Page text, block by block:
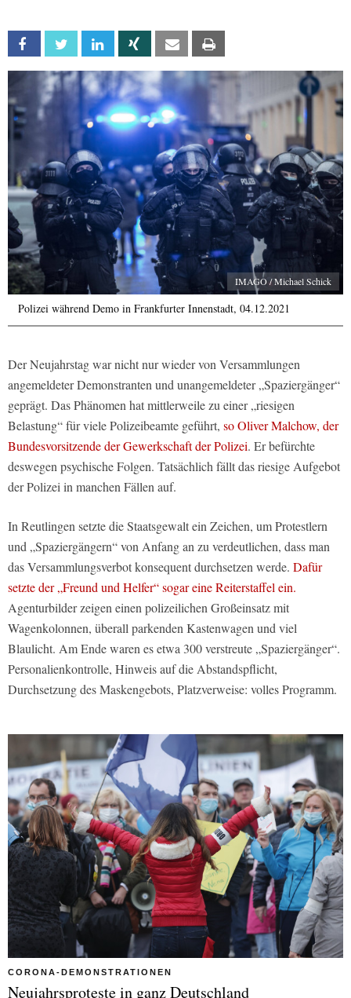
Facebook Twitter Linkedin Xing Email
IMAGO / Michael Schick
Polizei während Demo in Frankfurter Innenstadt, 04.12.2021
Der Neujahrstag war nicht nur wieder von Versammlungen
angemeldeter Demonstranten und unangemeldeter „Spaziergänger“
geprägt. Das Phänomen hat mittlerweile zu einer „riesigen
Belastung“ für viele Polizeibeamte geführt, so Oliver Malchow, der
Bundesvorsitzende der Gewerkschaft der Polizei. Er befürchte
deswegen psychische Folgen. Tatsächlich fällt das riesige Aufgebot
der Polizei in manchen Fällen auf.
In Reutlingen setzte die Staatsgewalt ein Zeichen, um Protestlern
und „Spaziergängern“ von Anfang an zu verdeutlichen, dass man
das Versammlungsverbot konsequent durchsetzen werde. Dafür
setzte der „Freund und Helfer“ sogar eine Reiterstaffel ein.
Agenturbilder zeigen einen polizeilichen Großeinsatz mit
Wagenkolonnen, überall parkenden Kastenwagen und viel
Blaulicht. Am Ende waren es etwa 300 verstreute „Spaziergänger“.
Personalienkontrolle, Hinweis auf die Abstandspflicht,
Durchsetzung des Maskengebots, Platzverweise: volles Programm.
CORONA-DEMONSTRATIONEN
Neujahrsproteste in ganz Deutschland